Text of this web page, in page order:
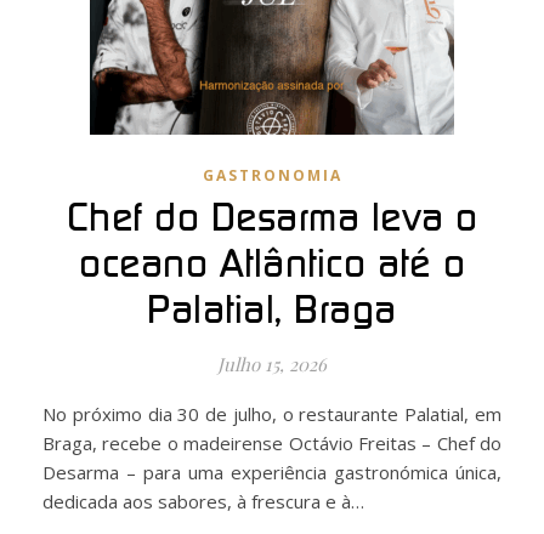
GASTRONOMIA
Chef do Desarma leva o
oceano Atlântico até o
Palatial, Braga
Julho 15, 2026
No próximo dia 30 de julho, o restaurante Palatial, em
Braga, recebe o madeirense Octávio Freitas – Chef do
Desarma – para uma experiência gastronómica única,
dedicada aos sabores, à frescura e à…